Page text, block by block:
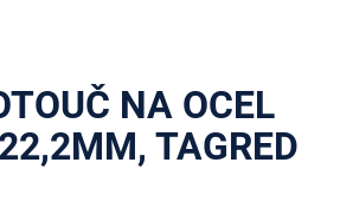
NA OCEL
TAGRED